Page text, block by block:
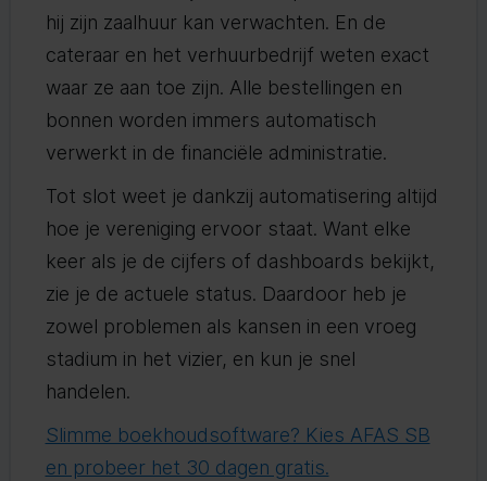
hij zijn zaalhuur kan verwachten. En de
cateraar en het verhuurbedrijf weten exact
waar ze aan toe zijn. Alle bestellingen en
bonnen worden immers automatisch
verwerkt in de financiële administratie.
Tot slot weet je dankzij automatisering altijd
hoe je vereniging ervoor staat. Want elke
keer als je de cijfers of dashboards bekijkt,
zie je de actuele status. Daardoor heb je
zowel problemen als kansen in een vroeg
stadium in het vizier, en kun je snel
handelen.
Slimme boekhoudsoftware? Kies AFAS SB
en probeer het 30 dagen gratis.